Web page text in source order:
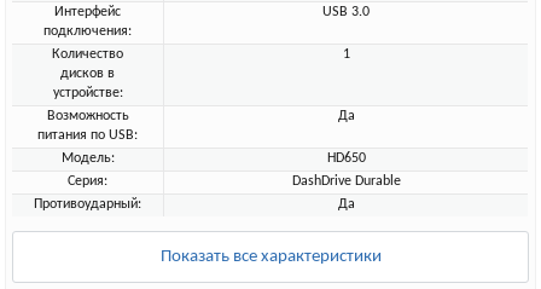
Интерфейс
подключения:
USB 3.0
Количество
дисков в
устройстве:
1
Возможность
питания по USB:
Да
Модель:
HD650
Серия:
DashDrive Durable
Противоударный:
Да
Показать все характеристики